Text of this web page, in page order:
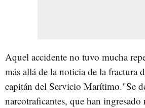
Aquel accidente no tuvo mucha
más allá de la noticia de la fractura
capitán del Servicio Marítimo."Se
narcotraficantes, que han ingresado